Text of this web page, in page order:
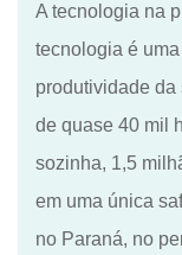
A tecnologia na
tecnologia é
produtividade da
de quase 40 mil
sozinha, 1,5
em uma única
no Paraná, no